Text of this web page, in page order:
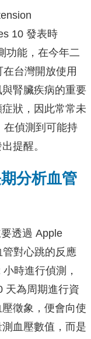
10 發表時
功能，在今年二
台灣開放使用
腎臟疾病的重要
狀，因此常常未
在偵測到可能持
提醒。
分析血管
透過 Apple
對心跳的反應
時進行偵測，
天為周期進行資
徵象，便會向使
血壓數值，而是